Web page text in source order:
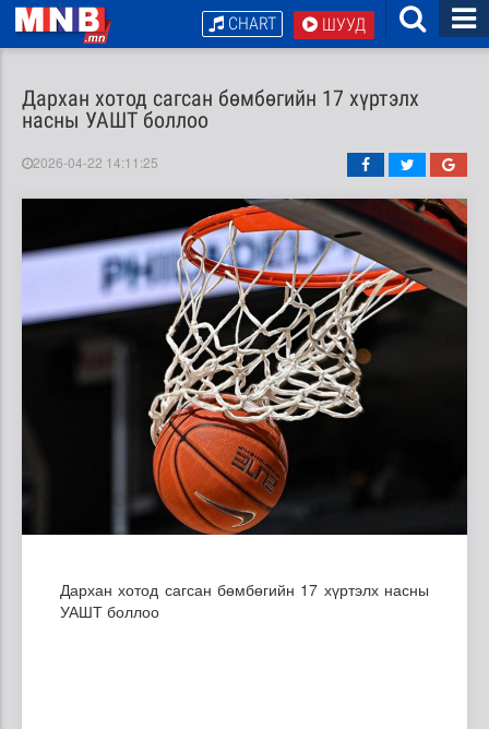
ШУУД
CHART
Дархан хотод сагсан бөмбөгийн 17 хүртэлх
насны УАШТ боллоо
2026-04-22 14:11:25
Дархан хотод сагсан бөмбөгийн 17 хүртэлх насны
УАШТ боллоо